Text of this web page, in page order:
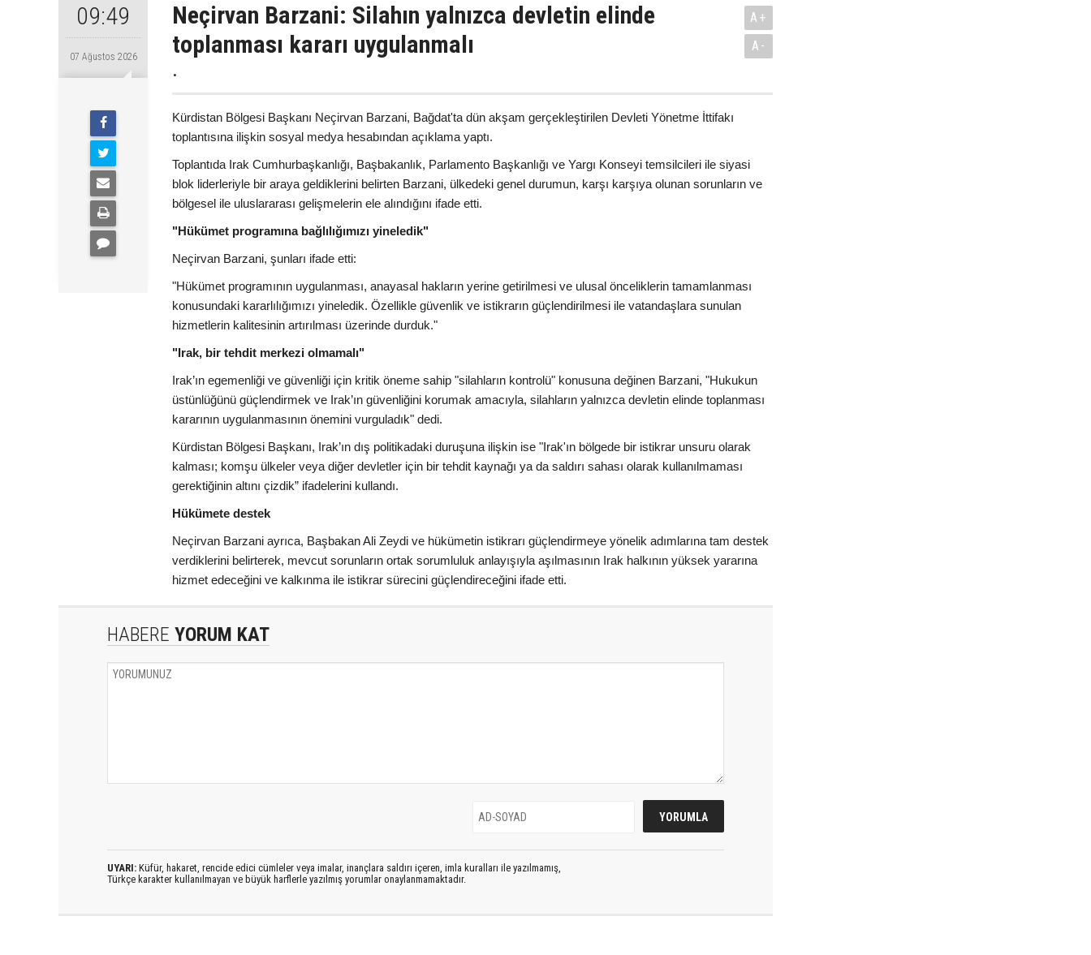
09:49
07 Ağustos 2026
Neçirvan Barzani: Silahın yalnızca devletin elinde
toplanması kararı uygulanmalı
.
A+
A-
Kürdistan Bölgesi Başkanı Neçirvan Barzani, Bağdat'ta dün akşam gerçekleştirilen Devleti Yönetme İttifakı
toplantısına ilişkin sosyal medya hesabından açıklama yaptı.
Toplantıda Irak Cumhurbaşkanlığı, Başbakanlık, Parlamento Başkanlığı ve Yargı Konseyi temsilcileri ile siyasi
blok liderleriyle bir araya geldiklerini belirten Barzani, ülkedeki genel durumun, karşı karşıya olunan sorunların ve
bölgesel ile uluslararası gelişmelerin ele alındığını ifade etti.
"Hükümet programına bağlılığımızı yineledik"
Neçirvan Barzani, şunları ifade etti:
"Hükümet programının uygulanması, anayasal hakların yerine getirilmesi ve ulusal önceliklerin tamamlanması
konusundaki kararlılığımızı yineledik. Özellikle güvenlik ve istikrarın güçlendirilmesi ile vatandaşlara sunulan
hizmetlerin kalitesinin artırılması üzerinde durduk."
"Irak, bir tehdit merkezi olmamalı"
Irak’ın egemenliği ve güvenliği için kritik öneme sahip "silahların kontrolü" konusuna değinen Barzani, "Hukukun
üstünlüğünü güçlendirmek ve Irak’ın güvenliğini korumak amacıyla, silahların yalnızca devletin elinde toplanması
kararının uygulanmasının önemini vurguladık" dedi.
Kürdistan Bölgesi Başkanı, Irak’ın dış politikadaki duruşuna ilişkin ise "Irak'ın bölgede bir istikrar unsuru olarak
kalması; komşu ülkeler veya diğer devletler için bir tehdit kaynağı ya da saldırı sahası olarak kullanılmaması
gerektiğinin altını çizdik” ifadelerini kullandı.
Hükümete destek
Neçirvan Barzani ayrıca, Başbakan Ali Zeydi ve hükümetin istikrarı güçlendirmeye yönelik adımlarına tam destek
verdiklerini belirterek, mevcut sorunların ortak sorumluluk anlayışıyla aşılmasının Irak halkının yüksek yararına
hizmet edeceğini ve kalkınma ile istikrar sürecini güçlendireceğini ifade etti.
HABERE YORUM KAT
UYARI: Küfür, hakaret, rencide edici cümleler veya imalar, inançlara saldırı içeren, imla kuralları ile yazılmamış,
Türkçe karakter kullanılmayan ve büyük harflerle yazılmış yorumlar onaylanmamaktadır.